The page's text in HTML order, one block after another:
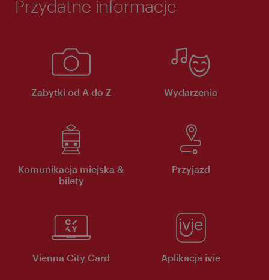
Przydatne informacje
Zabytki od A do Z Wydarzenia
Komunikacja miejska &
bilety
Przyjazd
Vienna City Card Aplikacja ivie